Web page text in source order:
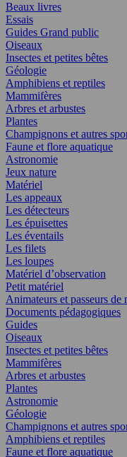
Beaux livres
Essais
Guides Grand public
Oiseaux
Insectes et petites bêtes
Géologie
Amphibiens et reptiles
Mammifères
Arbres et arbustes
Plantes
Champignons et autres
Faune et flore aquatique
Astronomie
Jeux nature
Matériel
Les appeaux
Les détecteurs
Les épuisettes
Les éventails
Les filets
Les loupes
Matériel d’observation
Petit matériel
Animateurs et passeurs de
Documents pédagogiques
Guides
Oiseaux
Insectes et petites bêtes
Mammifères
Arbres et arbustes
Plantes
Astronomie
Géologie
Champignons et autres
Amphibiens et reptiles
Faune et flore aquatique